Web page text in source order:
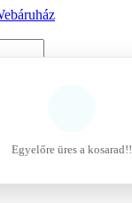
Egyelőre üres a kosarad!!